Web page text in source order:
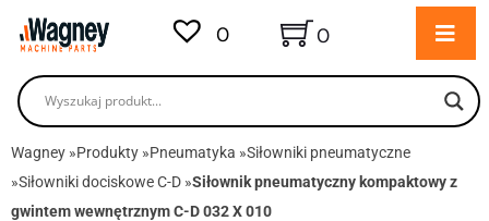
0 0
Wagney »Produkty »Pneumatyka »Siłowniki pneumatyczne
»Siłowniki dociskowe C-D »Siłownik pneumatyczny kompaktowy z
gwintem wewnętrznym C-D 032 X 010